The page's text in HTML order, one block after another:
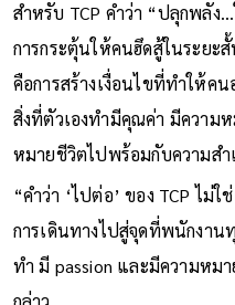
สำหรับ TCP คำว่า “ปลุกพลัง
การกระตุ้นให้คนฮึดสู้ในระยะ
คือการสร้างเงื่อนไขที่ทำให้ค
สิ่งที่ตัวเองทำมีคุณค่า มีความห
หมายชีวิตไปพร้อมกับความสำ
“คำว่า ‘ไปต่อ’ ของ TCP ไม่
การเดินทางไปสู่จุดที่พนักงาน
ทำ มี passion และมีความหม